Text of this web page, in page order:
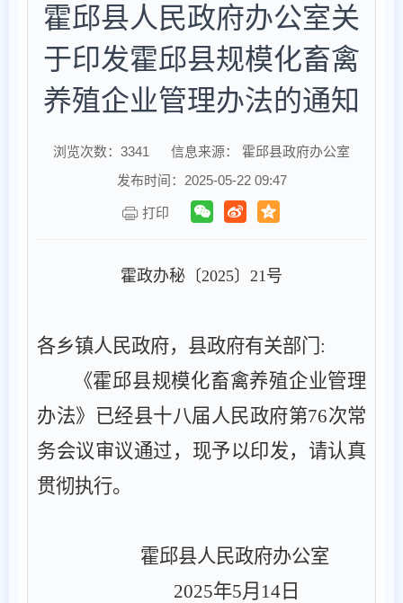
霍邱县人民政府办公室关
于印发霍邱县规模化畜禽
养殖企业管理办法的通知
浏览次数： 3341
信息来源： 霍邱县政府办公室
发布时间：2025-05-22 09:47
打印
霍政办秘〔2025〕 21 号
各乡镇人民政府， 县政府有关部门 :
《霍邱县规模化畜禽养殖企业管理
办法》已经县十八届人民政府第76次常
务会议审议通过，现予以印发，请认真
贯彻执行。
霍邱县人民政府办公室
2025年5月 14日